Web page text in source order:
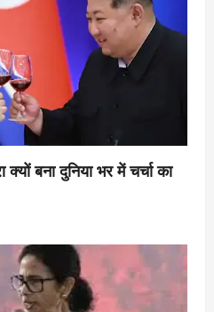
क्यों बना दुनिया भर में चर्चा का